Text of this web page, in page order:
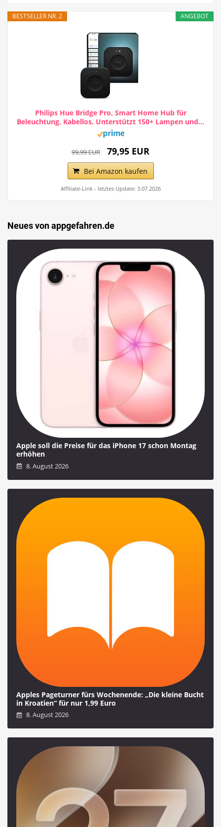
ANGEBOT
BESTSELLER NR. 2
Philips Hue Bridge Pro, Smart Home Hub für
Beleuchtung, Kabellos, Unterstützt 150+ Lampen und...
99,99 EUR 79,95 EUR
Bei Amazon kaufen
Affiliate-Link - letztes Update: 3.07.2026
Neues von appgefahren.de
Apple soll die Preise für das iPhone 17 schon Montag
erhöhen
8. August 2026
Apples Pageturner fürs Wochenende: „Die kleine Bucht
in Kroatien“ für nur 1,99 Euro
8. August 2026